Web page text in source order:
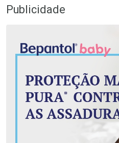
Publicidade